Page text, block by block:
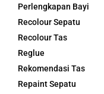
Perlengkapan Bayi
Recolour Sepatu
Recolour Tas
Reglue
Rekomendasi Tas
Repaint Sepatu